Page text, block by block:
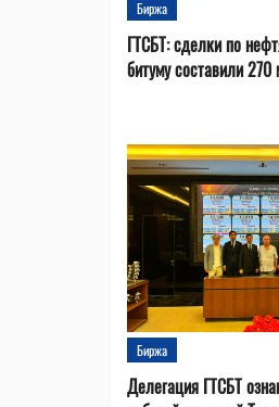
Биржа
ГТСБТ: сделки по
битуму составили
Биржа
Делегация ГТСБТ